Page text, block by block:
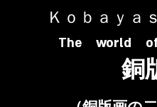
Ｋｏｂａｙａ
The world
銅